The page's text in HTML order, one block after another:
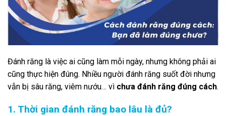
Đánh răng là việc ai cũng làm mỗi ngày, nhưng không phải ai
cũng thực hiện đúng. Nhiều người đánh răng suốt đời nhưng
vẫn bị sâu răng, viêm nướu… vì chưa đánh răng đúng cách.
1. Thời gian đánh răng bao lâu là đủ?